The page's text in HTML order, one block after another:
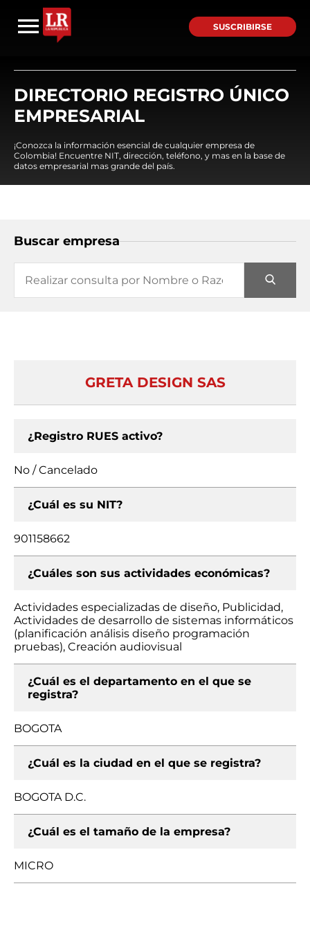
SUSCRIBIRSE
DIRECTORIO REGISTRO ÚNICO
EMPRESARIAL
¡Conozca la información esencial de cualquier empresa de
Colombia! Encuentre NIT, dirección, teléfono, y mas en la base de
datos empresarial mas grande del país.
Buscar empresa
GRETA DESIGN SAS
¿Registro RUES activo?
No / Cancelado
¿Cuál es su NIT?
901158662
¿Cuáles son sus actividades económicas?
Actividades especializadas de diseño, Publicidad,
Actividades de desarrollo de sistemas informáticos
(planificación análisis diseño programación
pruebas), Creación audiovisual
¿Cuál es el departamento en el que se
registra?
BOGOTA
¿Cuál es la ciudad en el que se registra?
BOGOTA D.C.
¿Cuál es el tamaño de la empresa?
MICRO